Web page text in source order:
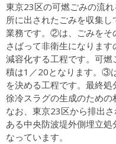
東京23区の可燃ごみの流
所に出されたごみを収集
業務です。②は、ごみをそ
さばって非衛生になります
減容化する工程です。可
積は1／20となります。③
を決める工程です。最終
徐冷スラグの生成のための
なお、東京23区から排出
ある中央防波堤外側埋立
なっています。